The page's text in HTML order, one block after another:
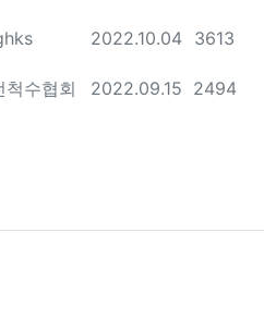
자 등록일
2022.10.04 조회
3613
자
척수협회 등록일
2022.09.15 조회
2494